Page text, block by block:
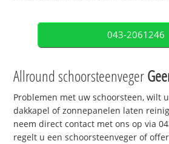
043-2061246
Allround schoorsteenveger
Problemen met uw schoorsteen, wilt
dakkapel of zonnepanelen laten
neem direct contact met ons op via
regelt u een schoorsteenveger of